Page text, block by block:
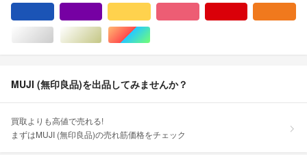
シルバー/銀色系ゴールド/金色系マルチカラー
MUJI (無印良品)を出品してみませんか？
買取よりも高値で売れる!
まずはMUJI (無印良品)の売れ筋価格をチェック